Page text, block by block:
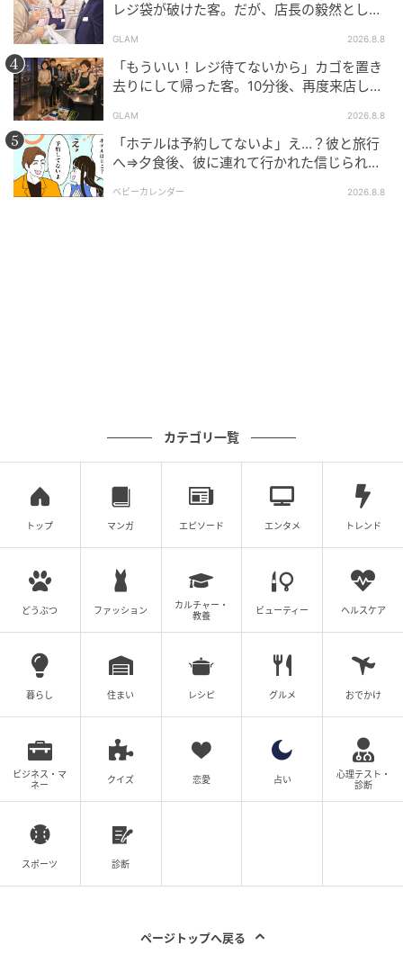
それでも、「穏やかで誠実」という言葉を信じて会い
に行った自分の時間と、帰り道のあのぼんやりした感
覚は、どこにもぶつけようがないままだ。
アプリを開くたびに、少しだけためらいが残ってい
る。
※GLAMが独自に実施したアンケートで集めた、30
代・女性読者様の体験談をもとに記事化しています
の記事をもっとみる
レジ袋が破けた客。だが、店長の毅然とした
GLAM 2026.8.8
「もういい！レジ待てないから」カゴを置き
去りにして帰った客。10分後、再度来店した
GLAM 2026.8.8
「ホテルは予約してないよ」え…？彼と旅行
へ⇒夕食後、彼に連れて行かれた信じられな
ベビーカレンダー 2026.8.8
カテゴリ一覧
トップ マンガ エピソード エンタメ トレンド
どうぶつ ファッション
カルチャー・
教養
ビューティー ヘルスケア
暮らし 住まい レシピ グルメ おでかけ
ビジネス・マ
ネー
クイズ 恋愛 占い
心理テスト・
診断
スポーツ 診断
ページトップへ戻る